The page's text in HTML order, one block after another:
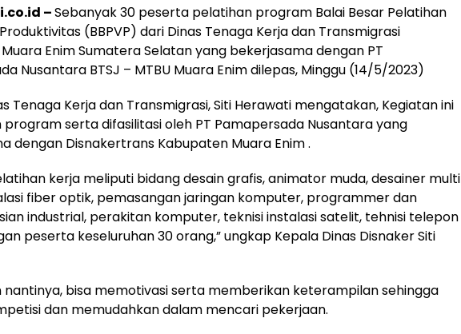
–Sebanyak 30 peserta pelatihan program Balai Besar Pelatihan
(BBPVP) dari Dinas Tenaga Kerja dan Transmigrasi
Enim Sumatera Selatan yang bekerjasama dengan PT
Nusantara BTSJ – MTBU Muara Enim dilepas, Minggu (14/5/2023)
Tenaga Kerja dan Transmigrasi, Siti Herawati mengatakan, Kegiatan ini
serta difasilitasi oleh PT Pamapersada Nusantara yang
dengan Disnakertrans Kabupaten Muara Enim .
kerja meliputi bidang desain grafis, animator muda, desainer multi
fiber optik, pemasangan jaringan komputer, programmer dan
industrial, perakitan komputer, teknisi instalasi satelit, tehnisi telepon
peserta keseluruhan 30 orang,” ungkap Kepala Dinas Disnaker Siti
nantinya, bisa memotivasi serta memberikan keterampilan sehingga
dan memudahkan dalam mencari pekerjaan.